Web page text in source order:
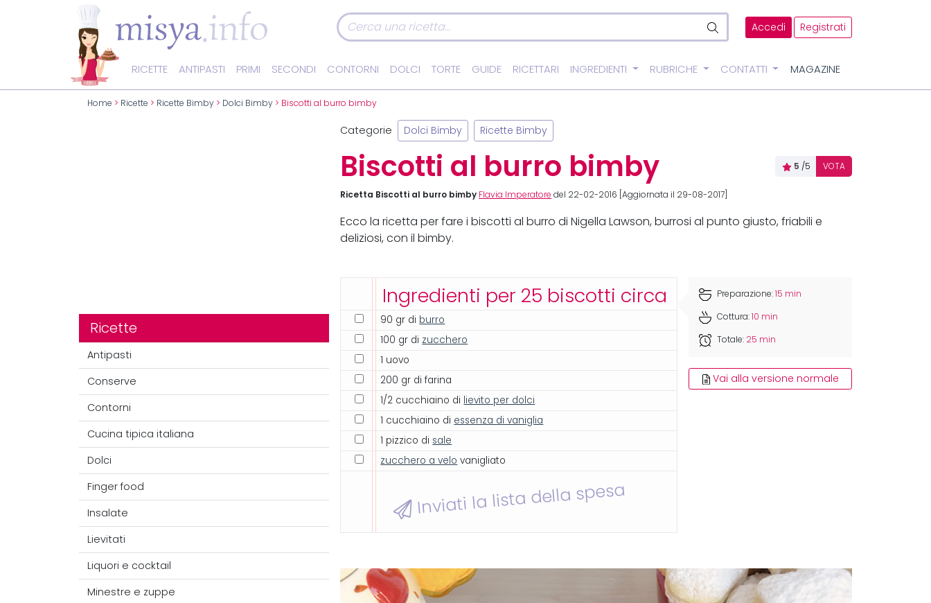
Accedi Registrati
RICETTE ANTIPASTI PRIMI SECONDI CONTORNI DOLCI TORTE GUIDE RICETTARI INGREDIENTI RUBRICHE CONTATTI MAGAZINE
Home > Ricette > Ricette Bimby > Dolci Bimby > Biscotti al burro bimby
Ricette
Antipasti
Conserve
Contorni
Cucina tipica italiana
Dolci
Finger food
Insalate
Lievitati
Liquori e cocktail
Minestre e zuppe
Categorie Dolci Bimby Ricette Bimby
Biscotti al burro bimby 5 /5 VOTA
Ricetta Biscotti al burro bimby Flavia Imperatore del 22-02-2016 [Aggiornata il 29-08-2017]
Ecco la ricetta per fare i biscotti al burro di Nigella Lawson, burrosi al punto giusto, friabili e
deliziosi, con il bimby.
Ingredienti per 25 biscotti circa
90 gr di burro
100 gr di zucchero
1 uovo
200 gr di farina
1/2 cucchiaino di lievito per dolci
1 cucchiaino di essenza di vaniglia
1 pizzico di sale
zucchero a velo vanigliato
Inviati la lista della spesa
Preparazione:15 min
Cottura:10 min
Totale: 25 min
Vai alla versione normale